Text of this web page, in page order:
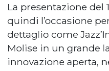
La presentazione del
quindi l’occasione
dettaglio come
Molise in un grande
innovazione aperta,